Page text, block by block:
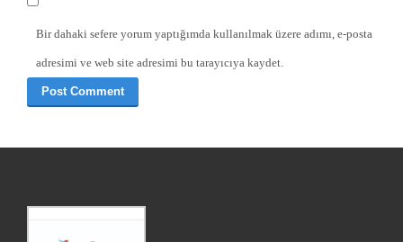
Bir dahaki sefere yorum yaptığımda kullanılmak üzere adımı, e-posta
adresimi ve web site adresimi bu tarayıcıya kaydet.